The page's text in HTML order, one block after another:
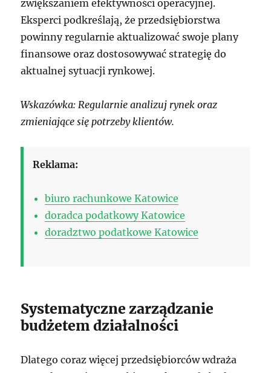
zwiększaniem efektywności operacyjnej.
Eksperci podkreślają, że przedsiębiorstwa
powinny regularnie aktualizować swoje plany
finansowe oraz dostosowywać strategię do
aktualnej sytuacji rynkowej.
Wskazówka: Regularnie analizuj rynek oraz
zmieniające się potrzeby klientów.
Reklama:
biuro rachunkowe Katowice
doradca podatkowy Katowice
doradztwo podatkowe Katowice
Systematyczne zarządzanie
budżetem działalności
Dlatego coraz więcej przedsiębiorców wdraża